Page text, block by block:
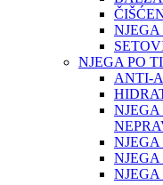
NJEGA PO
ANTI-
NJEGA